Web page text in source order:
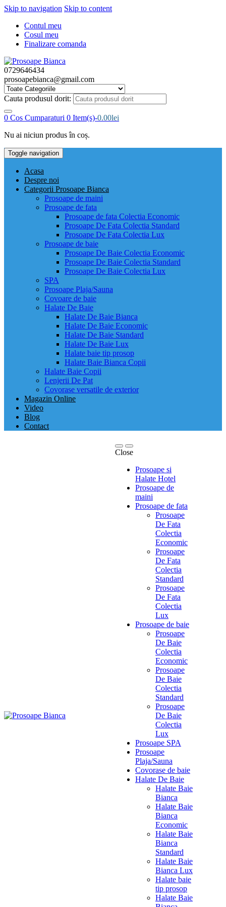
Skip to navigation Skip to content
Contul meu
Cosul meu
Finalizare comanda
0729646434
prosoapebianca@gmail.com
Cauta produsul dorit:
0 Cos Cumparaturi 0 Item(s)-0.00lei
Nu ai niciun produs în coș.
Toggle navigation
Acasa
Despre noi
Categorii Prosoape Bianca
Prosoape de maini
Prosoape de fata
Prosoape de fata Colectia Economic
Prosoape De Fata Colectia Standard
Prosoape De Fata Colectia Lux
Prosoape de baie
Prosoape De Baie Colectia Economic
Prosoape De Baie Colectia Standard
Prosoape De Baie Colectia Lux
SPA
Prosoape Plaja/Sauna
Covoare de baie
Halate De Baie
Halate De Baie Bianca
Halate De Baie Economic
Halate De Baie Standard
Halate De Baie Lux
Halate baie tip prosop
Halate Baie Bianca Copii
Halate Baie Copii
Lenjerii De Pat
Covorase versatile de exterior
Magazin Online
Video
Blog
Contact
Close
Prosoape si
Halate Hotel
Prosoape de
maini
Prosoape de fata
Prosoape
De Fata
Colectia
Economic
Prosoape
De Fata
Colectia
Standard
Prosoape
De Fata
Colectia
Lux
Prosoape de baie
Prosoape
De Baie
Colectia
Economic
Prosoape
De Baie
Colectia
Standard
Prosoape
De Baie
Colectia
Lux
Prosoape SPA
Prosoape
Plaja/Sauna
Covorase de baie
Halate De Baie
Halate Baie
Bianca
Halate Baie
Bianca
Economic
Halate Baie
Bianca
Standard
Halate Baie
Bianca Lux
Halate baie
tip prosop
Halate Baie